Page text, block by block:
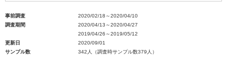
事前調査
2020/02/18～2020/04/10
調査期間
2020/04/13～2020/04/27
2019/04/26～2019/05/12
更新日
2020/09/01
サンプル数
342人（調査時サンプル数379人）